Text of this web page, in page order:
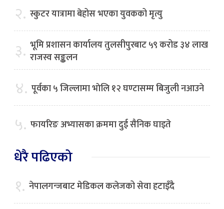
२. स्कुटर यात्रामा बेहोस भएका युवकको मृत्यु
३. भूमि प्रशासन कार्यालय तुलसीपुरबाट ५९ करोड ३४ लाख
राजस्व सङ्कलन
४. पूर्वका ५ जिल्लामा भाेलि १२ घण्टासम्म बिजुली नआउने
५. फायरिङ अभ्यासका क्रममा दुई सैनिक घाइते
धेरै पढिएको
१. नेपालगन्जबाट मेडिकल कलेजको सेवा हटाइँदै